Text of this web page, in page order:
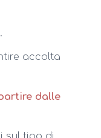
accolta
dalle